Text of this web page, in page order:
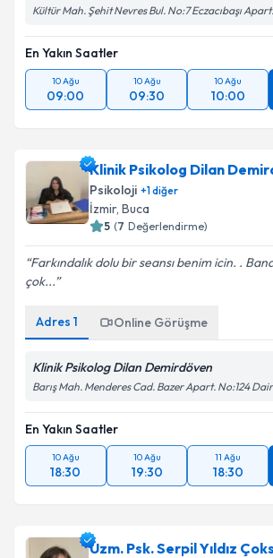
Kültür Mah. Şehit Nevres Bul. No:7 Eczacıbaşı
En Yakın Saatler
10 Ağu
09:00
10 Ağu
09:30
10 Ağu
10:00
Klinik Psikolog Dilan
Psikoloji +1diğer
İzmir, Buca
5 (7 Değerlendirme)
Farkındalık dolu bir seansı benim icin. .
çok...
Adres 1 Online Görüşme
Klinik Psikolog Dilan Demirdöven
Barış Mah. Menderes Cad. Bazer Apart. No:124
En Yakın Saatler
10 Ağu
18:30
10 Ağu
19:30
11 Ağu
18:30
Uzm. Psk. Serpil Yıldız